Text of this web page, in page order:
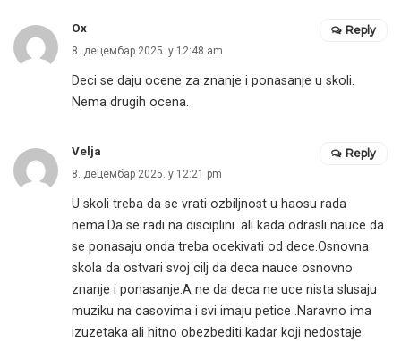
Ox
8. децембар 2025. у 12:48 am
Deci se daju ocene za znanje i ponasanje u skoli.
Nema drugih ocena.
Reply
Velja
8. децембар 2025. у 12:21 pm
U skoli treba da se vrati ozbiljnost u haosu rada
nema.Da se radi na disciplini. ali kada odrasli nauce da
se ponasaju onda treba ocekivati od dece.Osnovna
skola da ostvari svoj cilj da deca nauce osnovno
znanje i ponasanje.A ne da deca ne uce nista slusaju
muziku na casovima i svi imaju petice .Naravno ima
izuzetaka ali hitno obezbediti kadar koji nedostaje
Reply